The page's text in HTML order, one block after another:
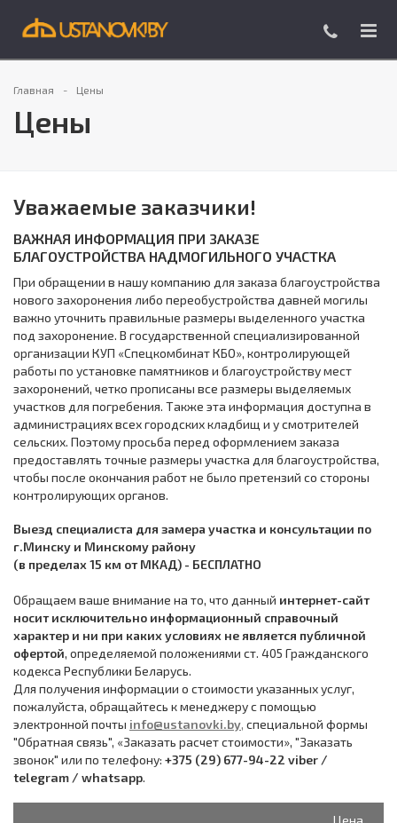
Главная Цены
Цены
Уважаемые заказчики!
ВАЖНАЯ ИНФОРМАЦИЯ ПРИ ЗАКАЗЕ
БЛАГОУСТРОЙСТВА НАДМОГИЛЬНОГО УЧАСТКА
При обращении в нашу компанию для заказа благоустройства
нового захоронения либо переобустройства давней могилы
важно уточнить правильные размеры выделенного участка
под захоронение. В государственной специализированной
организации КУП «Спецкомбинат КБО», контролирующей
работы по установке памятников и благоустройству мест
захоронений, четко прописаны все размеры выделяемых
участков для погребения. Также эта информация доступна в
администрациях всех городских кладбищ и у смотрителей
сельских. Поэтому просьба перед оформлением заказа
предоставлять точные размеры участка для благоустройства,
чтобы после окончания работ не было претензий со стороны
контролирующих органов.
Выезд специалиста для замера участка и консультации по
г.Минску и Минскому району
(в пределах 15 км от МКАД) - БЕСПЛАТНО
Обращаем ваше внимание на то, что данный интернет-сайт
носит исключительно информационный справочный
характер и ни при каких условиях не является публичной
офертой, определяемой положениями ст. 405 Гражданского
кодекса Республики Беларусь.
Для получения информации о стоимости указанных услуг,
пожалуйста, обращайтесь к менеджеру с помощью
электронной почты info@ustanovki.by, специальной формы
"Обратная связь", «Заказать расчет стоимости», "Заказать
звонок" или по телефону: +375 (29) 677-94-22 viber /
telegram / whatsapp.
Цена,